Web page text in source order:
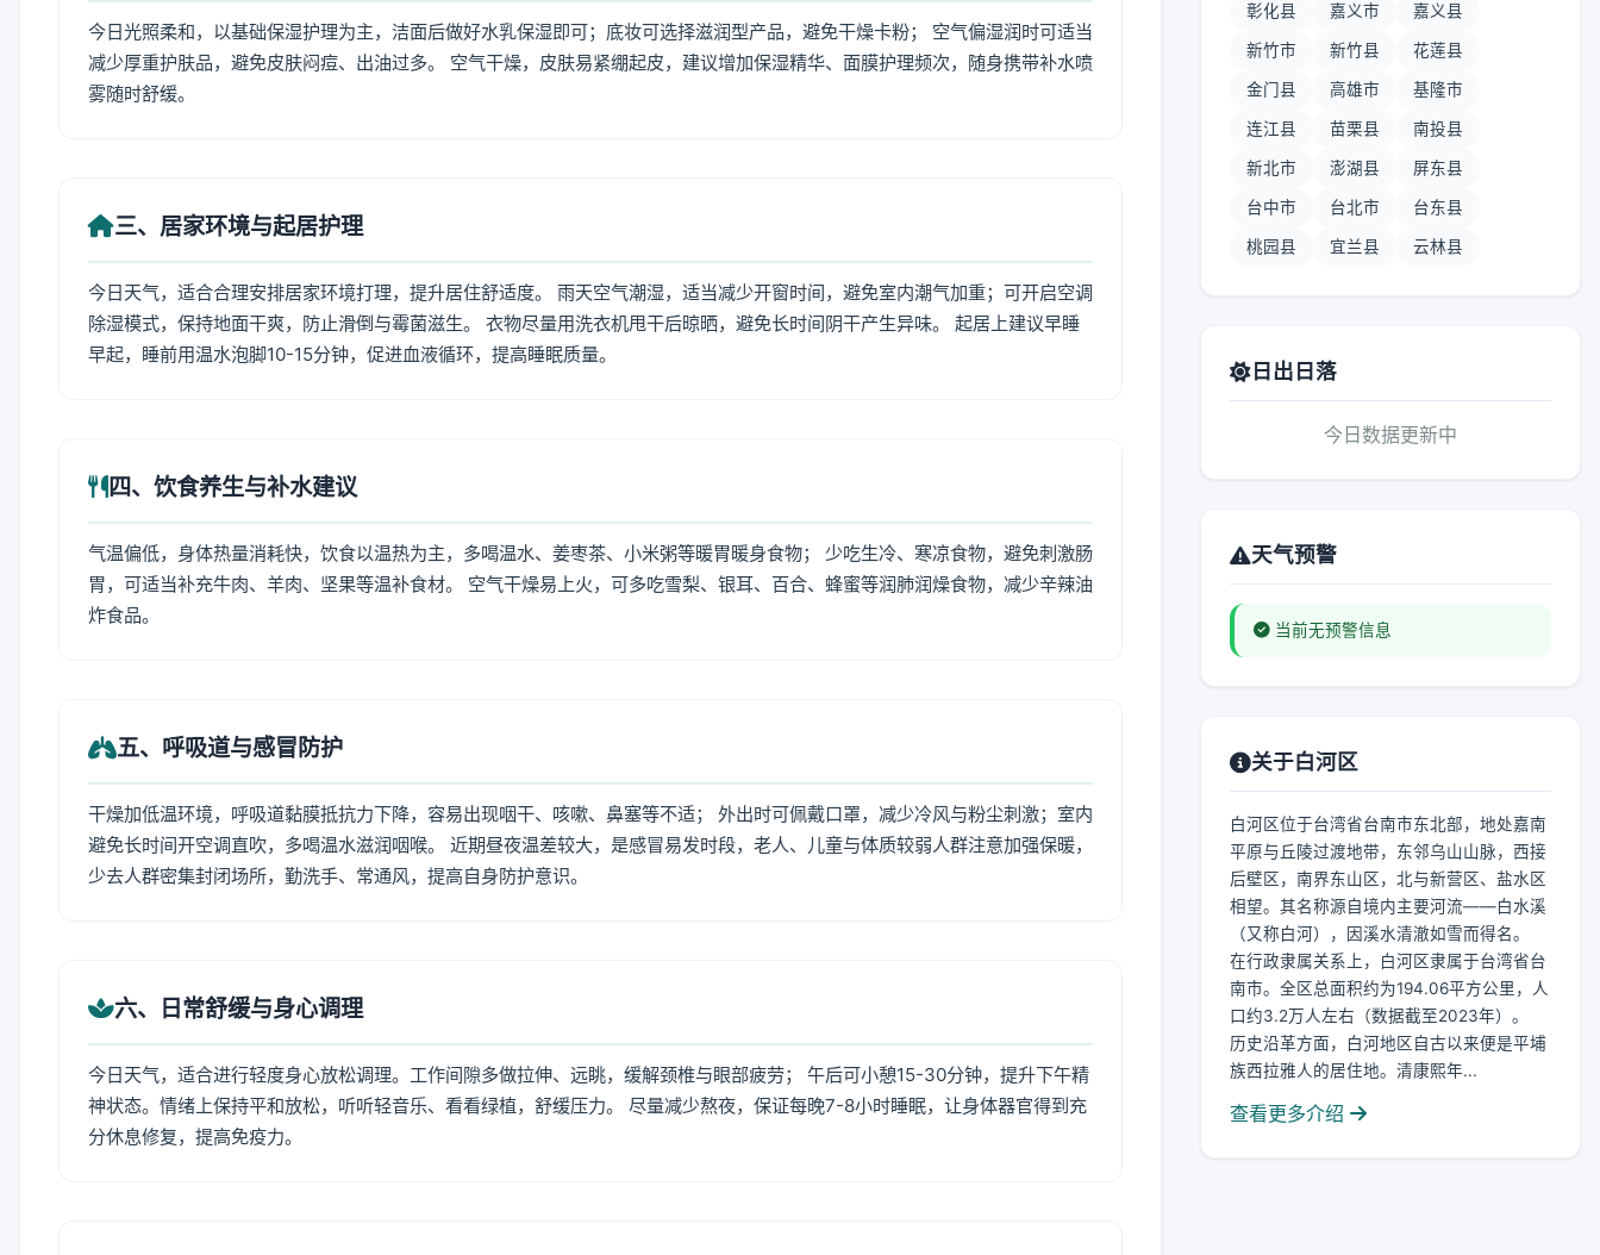
今日光照柔和，以基础保湿护理为主，洁面后做好水乳保湿即可；底妆可选择滋润型产品，避免干燥卡粉； 空气偏湿润时可适当
减少厚重护肤品，避免皮肤闷痘、出油过多。 空气干燥，皮肤易紧绷起皮，建议增加保湿精华、面膜护理频次，随身携带补水喷
雾随时舒缓。
三、居家环境与起居护理
今日天气，适合合理安排居家环境打理，提升居住舒适度。 雨天空气潮湿，适当减少开窗时间，避免室内潮气加重；可开启空调
除湿模式，保持地面干爽，防止滑倒与霉菌滋生。 衣物尽量用洗衣机甩干后晾晒，避免长时间阴干产生异味。 起居上建议早睡
早起，睡前用温水泡脚10-15分钟，促进血液循环，提高睡眠质量。
四、饮食养生与补水建议
气温偏低，身体热量消耗快，饮食以温热为主，多喝温水、姜枣茶、小米粥等暖胃暖身食物； 少吃生冷、寒凉食物，避免刺激肠
胃，可适当补充牛肉、羊肉、坚果等温补食材。 空气干燥易上火，可多吃雪梨、银耳、百合、蜂蜜等润肺润燥食物，减少辛辣油
炸食品。
五、呼吸道与感冒防护
干燥加低温环境，呼吸道黏膜抵抗力下降，容易出现咽干、咳嗽、鼻塞等不适； 外出时可佩戴口罩，减少冷风与粉尘刺激；室内
避免长时间开空调直吹，多喝温水滋润咽喉。 近期昼夜温差较大，是感冒易发时段，老人、儿童与体质较弱人群注意加强保暖，
少去人群密集封闭场所，勤洗手、常通风，提高自身防护意识。
六、日常舒缓与身心调理
今日天气，适合进行轻度身心放松调理。工作间隙多做拉伸、远眺，缓解颈椎与眼部疲劳； 午后可小憩15-30分钟，提升下午精
神状态。情绪上保持平和放松，听听轻音乐、看看绿植，舒缓压力。 尽量减少熬夜，保证每晚7-8小时睡眠，让身体器官得到充
分休息修复，提高免疫力。
彰化县 嘉义市 嘉义县
新竹市 新竹县 花莲县
金门县 高雄市 基隆市
连江县 苗栗县 南投县
新北市 澎湖县 屏东县
台中市 台北市 台东县
桃园县 宜兰县 云林县
日出日落
今日数据更新中
天气预警
当前无预警信息
关于白河区
白河区位于台湾省台南市东北部，地处嘉南
平原与丘陵过渡地带，东邻乌山山脉，西接
后壁区，南界东山区，北与新营区、盐水区
相望。其名称源自境内主要河流——白水溪
（又称白河），因溪水清澈如雪而得名。
在行政隶属关系上，白河区隶属于台湾省台
南市。全区总面积约为194.06平方公里，人
口约3.2万人左右（数据截至2023年）。
历史沿革方面，白河地区自古以来便是平埔
族西拉雅人的居住地。清康熙年...
查看更多介绍